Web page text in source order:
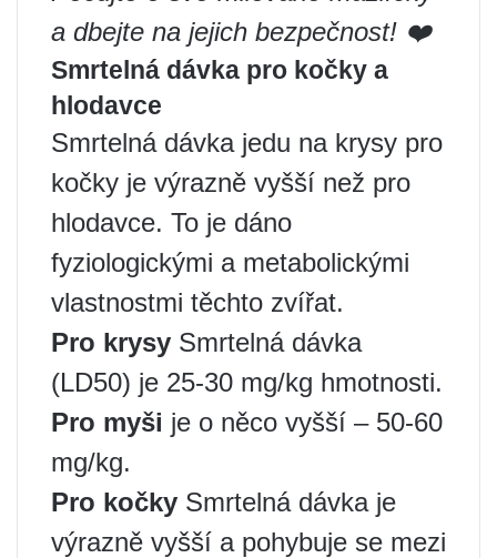
a dbejte na jejich bezpečnost! ❤️
Smrtelná dávka pro kočky a
hlodavce
Smrtelná dávka jedu na krysy pro
kočky je výrazně vyšší než pro
hlodavce. To je dáno
fyziologickými a metabolickými
vlastnostmi těchto zvířat.
Pro krysy Smrtelná dávka
(LD50) je 25-30 mg/kg hmotnosti.
Pro myši je o něco vyšší – 50-60
mg/kg.
Pro kočky Smrtelná dávka je
výrazně vyšší a pohybuje se mezi